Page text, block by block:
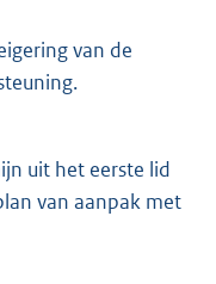
van de
uit het eerste lid
van aanpak met